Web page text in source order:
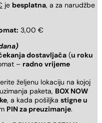
je besplatna, a za narudžbe
3,00 €
dostavljača (u roku
– radno vrijeme
željenu lokaciju na kojoj
paketa, BOX NOW
, a kada pošiljka stigne u
PIN za preuzimanje.